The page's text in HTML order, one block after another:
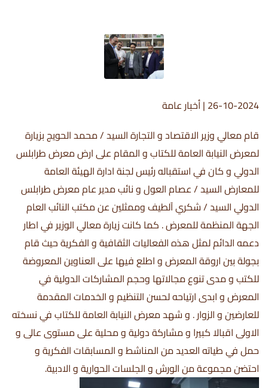
26-10-2024
|أخبار عامة
قام معالي وزير الاقتصاد و التجارة السيد / محمد الحويج بزيارة
لمعرض النيابة العامة للكتاب و المقام على ارض معرض طرابلس
الدولي و كان في استقباله رئيس لجنة ادارة الهيئة العامة
للمعارض السيد / عصام العول و نائب مدير عام معرض طرابلس
الدولي السيد / شكري آلطيف وممثلين عن مكتب النائب العام
الجهة المنظمة للمعرض . كما كانت زيارة معالي الوزير في اطار
دعمه الدائم لمثل هذه الفعاليات الثقافية و الفكرية حيث قام
بجولة بين اروقة المعرض و اطلع فيها على العناوين المعروضة
للكتب و مدى تنوع مجالاتها وحجم المشاركات الدولية في
المعرض و ابدى ارتياحه لحسن التنظيم و الخدمات المقدمة
للعارضين و الزوار . و شهد معرض النيابة العامة للكتاب في نسخته
الاولى اقبالا كبيرا و مشاركة دولية و محلية على مستوى عالى و
حمل في طياته العديد من المناشط و المسابقات الفكرية و
احتضن مجموعة من الورش و الجلسات الحوارية و الادبية.